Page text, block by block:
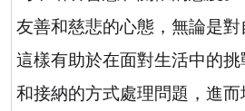
友善和慈悲的心態，無論是對
這樣有助於在面對生活中的
和接納的方式處理問題，進